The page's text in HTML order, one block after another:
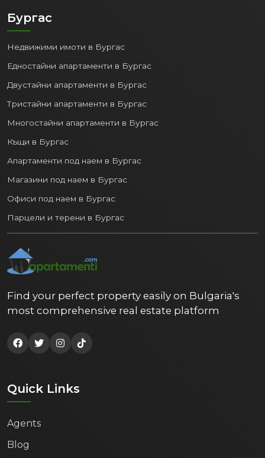
Бургас
Недвижими имоти в Бургас
Едностайни апартаменти в Бургас
Двустайни апартаменти в Бургас
Тристайни апартаменти в Бургас
Многостайни апартаменти в Бургас
Къщи в Бургас
Апартаменти под наем в Бургас
Магазини под наем в Бургас
Офиси под наем в Бургас
Парцели и терени в Бургас
Find your perfect property easily on Bulgaria's
most comprehensive real estate platform
Quick Links
Agents
Blog